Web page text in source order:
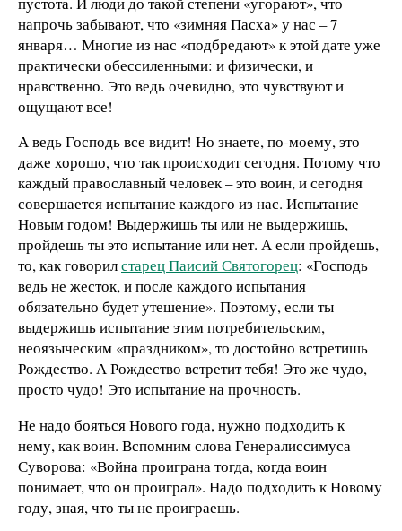
напрочь забывают, что «зимняя Пасха» у нас – 7
января… Многие из нас «подбредают» к этой дате уже
практически обессиленными: и физически, и
нравственно. Это ведь очевидно, это чувствуют и
ощущают все!
А ведь Господь все видит! Но знаете, по-моему, это
даже хорошо, что так происходит сегодня. Потому что
каждый православный человек – это воин, и сегодня
совершается испытание каждого из нас. Испытание
Новым годом! Выдержишь ты или не выдержишь,
пройдешь ты это испытание или нет. А если пройдешь,
то, как говорилстарец Паисий Святогорец: «Господь
ведь не жесток, и после каждого испытания
обязательно будет утешение». Поэтому, если ты
выдержишь испытание этим потребительским,
неоязыческим «праздником», то достойно встретишь
Рождество. А Рождество встретит тебя! Это же чудо,
просто чудо! Это испытание на прочность.
Не надо бояться Нового года, нужно подходить к
нему, как воин. Вспомним слова Генералиссимуса
Суворова: «Война проиграна тогда, когда воин
понимает, что он проиграл». Надо подходить к Новому
году, зная, что ты не проиграешь.